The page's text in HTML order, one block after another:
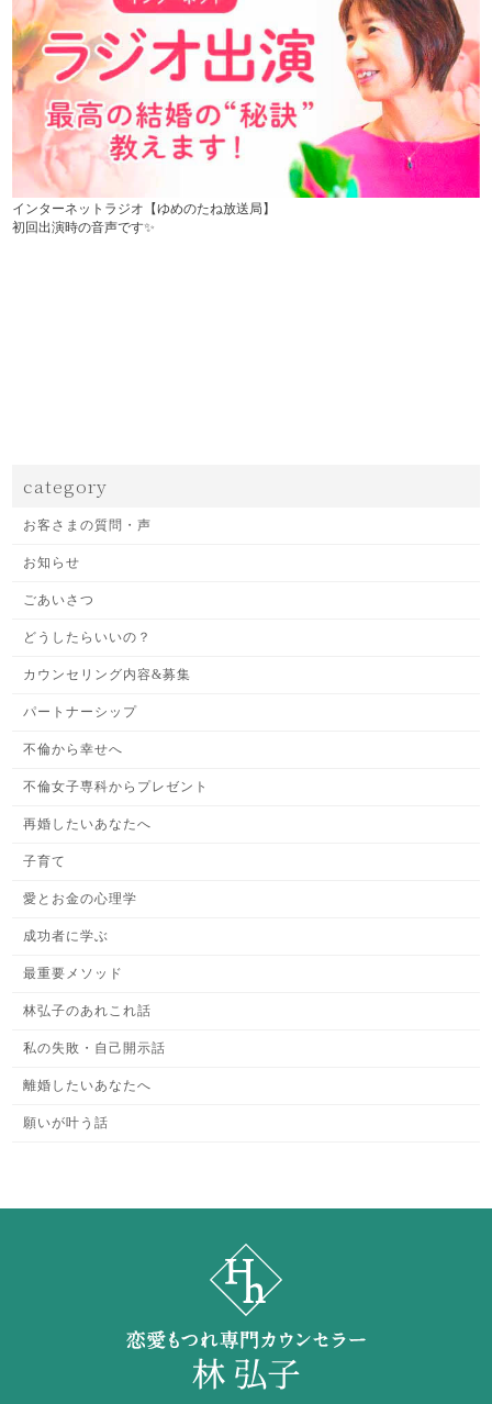
インターネットラジオ【ゆめのたね放送局】
初回出演時の音声です✨
category
お客さまの質問・声
お知らせ
ごあいさつ
どうしたらいいの？
カウンセリング内容&募集
パートナーシップ
不倫から幸せへ
不倫女子専科からプレゼント
再婚したいあなたへ
子育て
愛とお金の心理学
成功者に学ぶ
最重要メソッド
林弘子のあれこれ話
私の失敗・自己開示話
離婚したいあなたへ
願いが叶う話